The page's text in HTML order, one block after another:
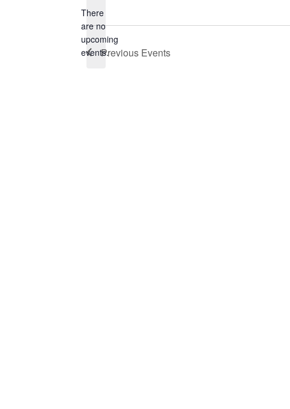
Notice
There
are no
upcoming
events.Previous Events